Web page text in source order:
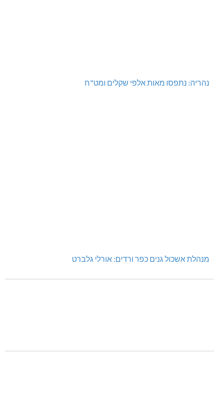
נהריה: נתפסו מאות אלפי שקלים ומט"ח
מנהלת אשכול גנים כפר ורדים: אורלי גלברט